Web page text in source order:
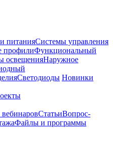
питанияСистемы управления
профилиФункциональный
освещенияНаружное
Светодиоды Новинки
СтатьиВопрос-
Файлы и программы